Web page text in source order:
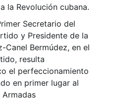
la Revolución cubana.
Secretario del
y Presidente de la
Canel Bermúdez, en el
resulta
el perfeccionamiento
en primer lugar al
Armadas